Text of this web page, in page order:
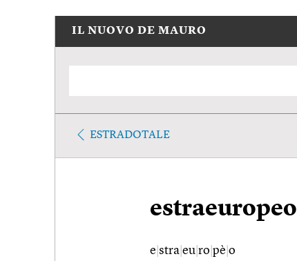
IL NUOVO DE MAURO
ESTRADOTALE
estraeuropeo
e stra eu ro pè o